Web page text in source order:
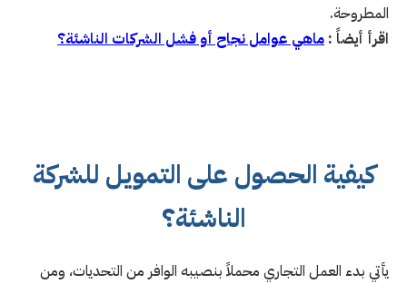
المطروحة.
اقرأ أيضاً : ماهي عوامل نجاح أو فشل الشركات الناشئة؟
كيفية الحصول على التمويل للشركة
الناشئة؟
يأتي بدء العمل التجاري محملاً بنصيبه الوافر من التحديات، ومن